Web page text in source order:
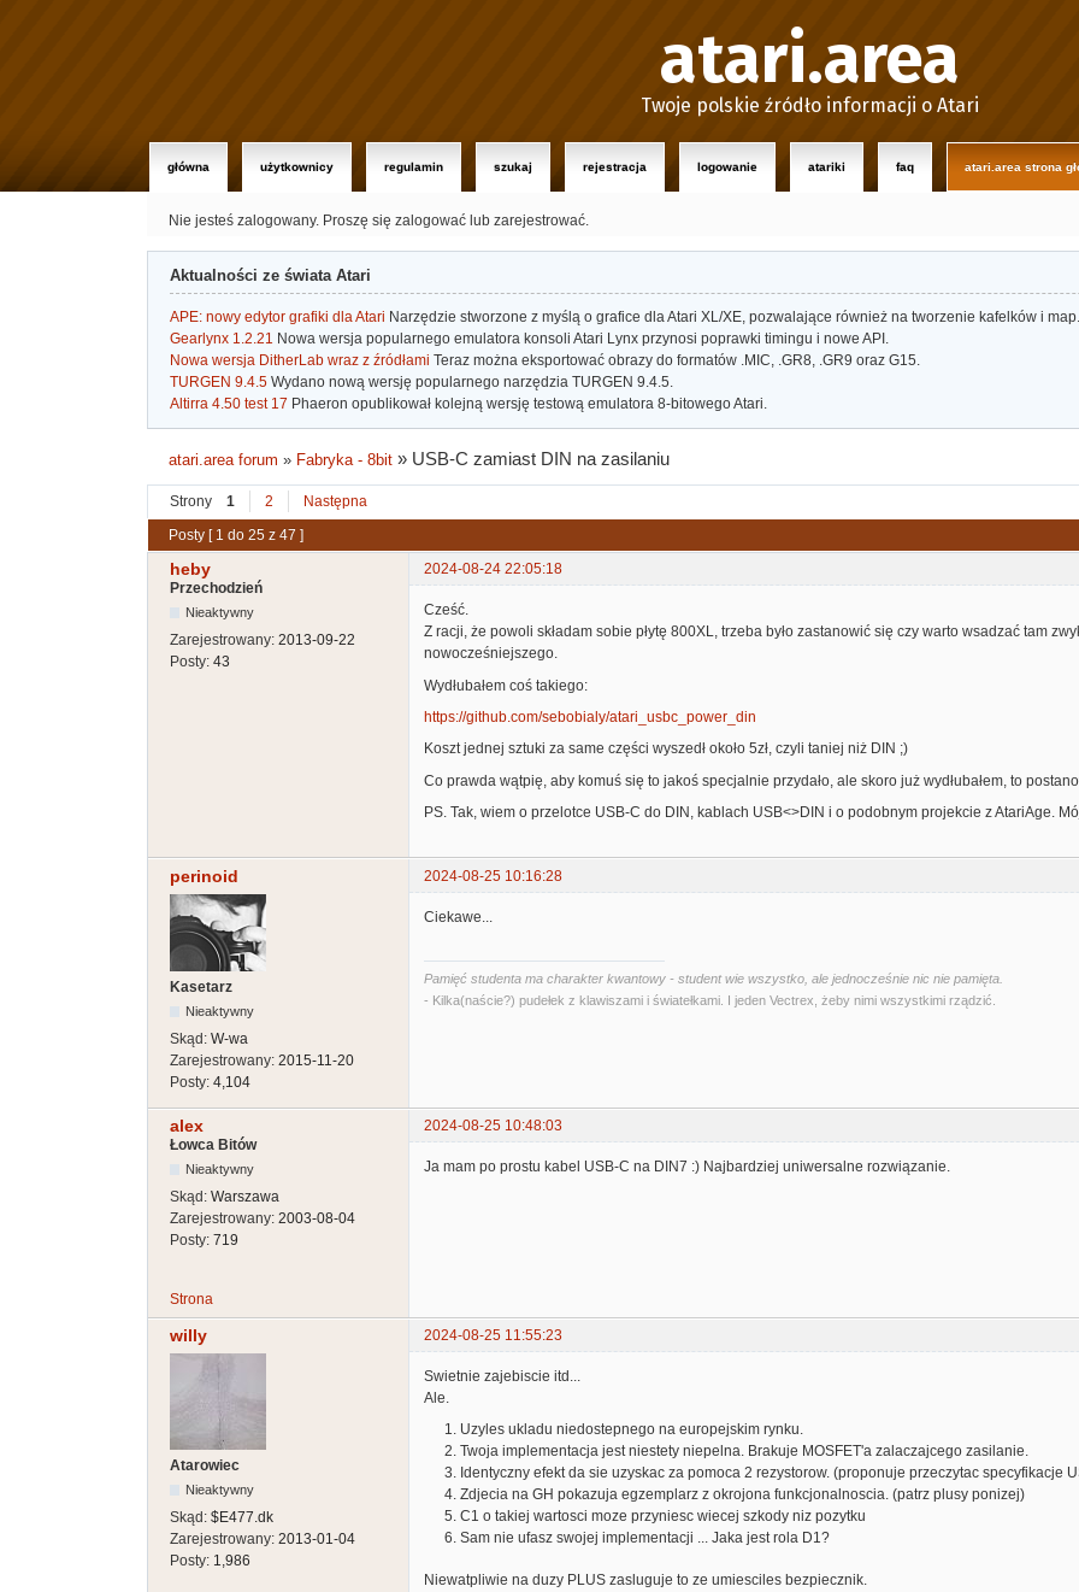
atari.area
Twoje polskie źródło informacji o Atari
główna użytkownicy regulamin szukaj rejestracja logowanie atariki faq atari.area strona
Nie jesteś zalogowany. Proszę się zalogować lub zarejestrować.
Aktualności ze świata Atari
APE: nowy edytor grafiki dla Atari Narzędzie stworzone z myślą o grafice dla Atari XL/XE, pozwalające również na tworzenie kafelków i map.
Gearlynx 1.2.21 Nowa wersja popularnego emulatora konsoli Atari Lynx przynosi poprawki timingu i nowe API.
Nowa wersja DitherLab wraz z źródłami Teraz można eksportować obrazy do formatów .MIC, .GR8, .GR9 oraz G15.
TURGEN 9.4.5 Wydano nową wersję popularnego narzędzia TURGEN 9.4.5.
Altirra 4.50 test 17 Phaeron opublikował kolejną wersję testową emulatora 8-bitowego Atari.
atari.area forum » Fabryka - 8bit » USB-C zamiast DIN na zasilaniu
Strony 1 2 Następna
Posty [ 1 do 25 z 47 ]
heby
2024-08-24 22:05:18
Przechodzień
Nieaktywny
Zarejestrowany: 2013-09-22
Posty: 43
Cześć.
Z racji, że powoli składam sobie płytę 800XL, trzeba było zastanowić się czy warto wsadzać tam
nowocześniejszego.
Wydłubałem coś takiego:
https://github.com/sebobialy/atari_usbc_power_din
Koszt jednej sztuki za same części wyszedł około 5zł, czyli taniej niż DIN ;)
Co prawda wątpię, aby komuś się to jakoś specjalnie przydało, ale skoro już wydłubałem, to
PS. Tak, wiem o przelotce USB-C do DIN, kablach USB<>DIN i o podobnym projekcie z AtariAge.
perinoid 2024-08-25 10:16:28
Kasetarz
Nieaktywny
Skąd: W-wa
Zarejestrowany: 2015-11-20
Posty: 4,104
Ciekawe...
Pamięć studenta ma charakter kwantowy - student wie wszystko, ale jednocześnie nic nie pamięta.
- Kilka(naście?) pudełek z klawiszami i światełkami. I jeden Vectrex, żeby nimi wszystkimi rządzić.
alex
2024-08-25 10:48:03
Łowca Bitów
Nieaktywny
Skąd: Warszawa
Zarejestrowany: 2003-08-04
Posty: 719
Ja mam po prostu kabel USB-C na DIN7 :) Najbardziej uniwersalne rozwiązanie.
Strona
willy 2024-08-25 11:55:23
Atarowiec
Nieaktywny
Skąd: $E477.dk
Zarejestrowany: 2013-01-04
Posty: 1,986
Swietnie zajebiscie itd...
Ale.
Uzyles ukladu niedostepnego na europejskim rynku.
Twoja implementacja jest niestety niepelna. Brakuje MOSFET'a zalaczajcego zasilanie.
Identyczny efekt da sie uzyskac za pomoca 2 rezystorow. (proponuje przeczytac specyfikacje
Zdjecia na GH pokazuja egzemplarz z okrojona funkcjonalnoscia. (patrz plusy ponizej)
C1 o takiej wartosci moze przyniesc wiecej szkody niz pozytku
Sam nie ufasz swojej implementacji ... Jaka jest rola D1?
Niewatpliwie na duzy PLUS zasluguje to ze umiesciles bezpiecznik.